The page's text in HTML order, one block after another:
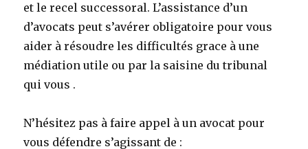
et le recel successoral. L’assistance d’un
d’avocats peut s’avérer obligatoire pour vous
aider à résoudre les difficultés grace à une
médiation utile ou par la saisine du tribunal
qui vous .
N’hésitez pas à faire appel à un avocat pour
vous défendre s’agissant de :